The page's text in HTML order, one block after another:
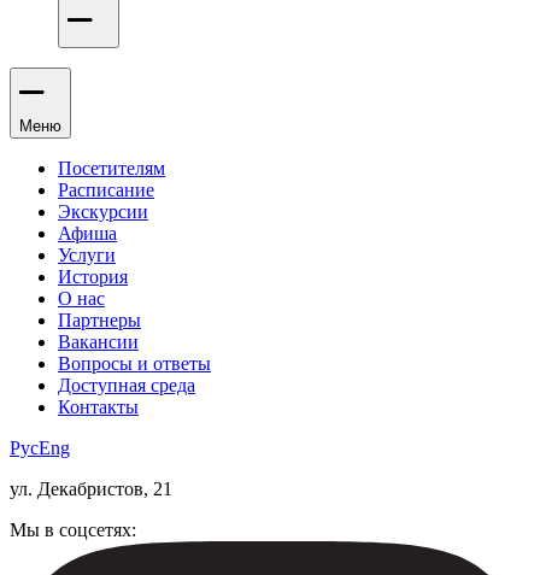
Меню
Посетителям
Расписание
Экскурсии
Афиша
Услуги
История
О нас
Партнеры
Вакансии
Вопросы и ответы
Доступная среда
Контакты
РусEng
ул. Декабристов, 21
Мы в соцсетях: